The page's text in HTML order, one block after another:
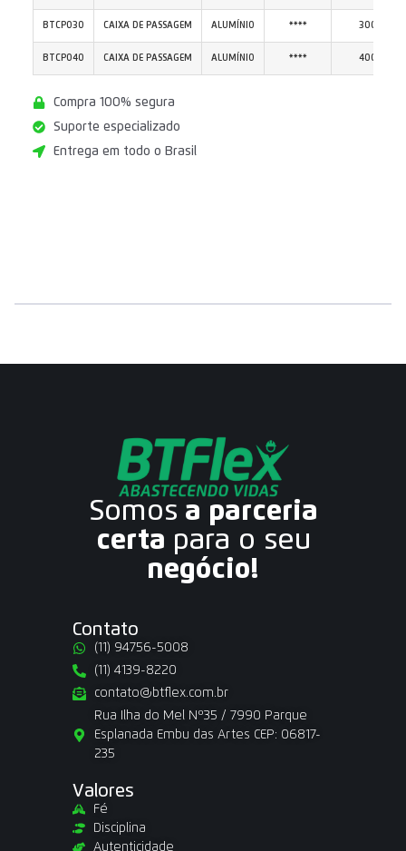
BTCP030 CAIXA DE PASSAGEM ALUMÍNIO **** 300 X 300
BTCP040 CAIXA DE PASSAGEM ALUMÍNIO **** 400 X 400
Compra 100% segura
Suporte especializado
Entrega em todo o Brasil
Somos a parceria
certa para o seu
negócio!
(11) 94756-5008
(11) 4139-8220
contato@btflex.com.br
Rua Ilha do Mel Nº35 / 7990 Parque
Esplanada Embu das Artes CEP: 06817-
235
Contato
Fé
Disciplina
Autenticidade
Valores